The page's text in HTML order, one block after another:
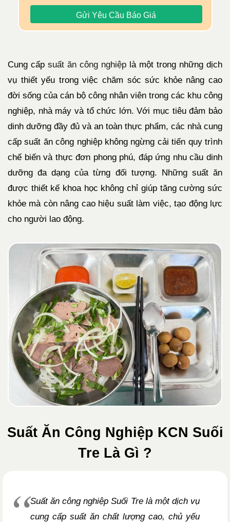
Cung cấp suất ăn công nghiệp là một trong những dịch
vụ thiết yếu trong việc chăm sóc sức khỏe nâng cao
đời sống của cán bộ công nhân viên trong các khu công
nghiệp, nhà máy và tổ chức lớn. Với mục tiêu đảm bảo
dinh dưỡng đầy đủ và an toàn thực phẩm, các nhà cung
cấp suất ăn công nghiệp không ngừng cải tiến quy trình
chế biến và thực đơn phong phú, đáp ứng nhu cầu dinh
dưỡng đa dạng của từng đối tượng. Những suất ăn
được thiết kế khoa học không chỉ giúp tăng cường sức
khỏe mà còn nâng cao hiệu suất làm việc, tạo động lực
cho người lao động.
Suất Ăn Công Nghiệp KCN Suối
Tre Là Gì ?
Suất ăn công nghiệp Suối Tre là một dịch vụ
cung cấp suất ăn chất lượng cao, chủ yếu